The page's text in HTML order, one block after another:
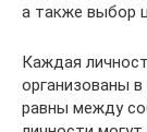
а также выбор
Каждая
организованы
равны между